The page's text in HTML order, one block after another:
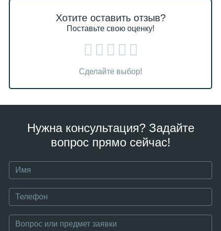
Хотите оставить отзыв?
Поставьте свою оценку!
Сделайте выбор!
Нужна консультация? Задайте
вопрос прямо сейчас!